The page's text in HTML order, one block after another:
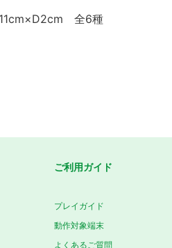
全6種
ご利用ガイド
プレイガイド
動作対象端末
よくあるご質問